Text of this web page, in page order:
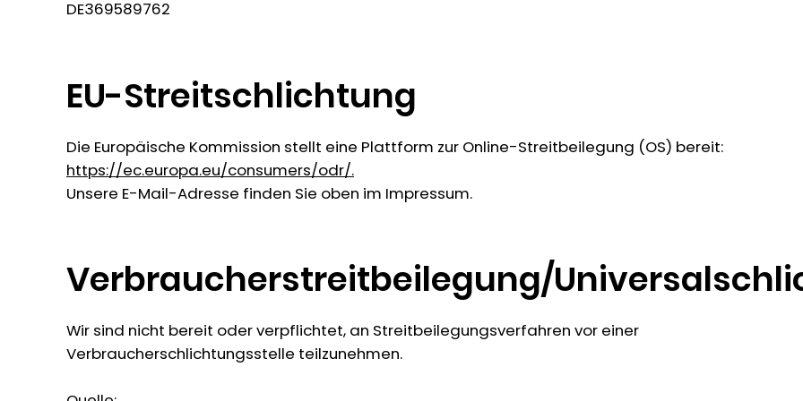
DE369589762
EU-Streitschlichtung
Die Europäische Kommission stellt eine Plattform zur Online-Streitbeilegung (OS) bereit:
https://ec.europa.eu/consumers/odr/.
Unsere E-Mail-Adresse finden Sie oben im Impressum.
Verbraucherstreitbeilegung/
Wir sind nicht bereit oder verpflichtet, an Streitbeilegungsverfahren vor einer
Verbraucherschlichtungsstelle teilzunehmen.